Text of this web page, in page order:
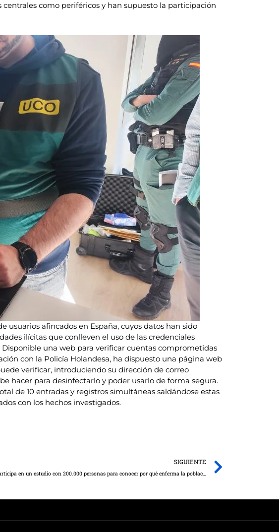
como periféricos y han supuesto la participación
usuarios afincados en España, cuyos datos han sido
ilícitas que conlleven el uso de las credenciales
una web para verificar cuentas comprometidas
con la Policía Holandesa, ha dispuesto una página web
verificar, introduciendo su dirección de correo
hacer para desinfectarlo y poder usarlo de forma segura.
de 10 entradas y registros simultáneas saldándose estas
con los hechos investigados.
SIGUIENTE
Castilla-La Mancha participa en un estudio con 200.000 personas para conocer por qué enferma la población española y cómo prevenirlo